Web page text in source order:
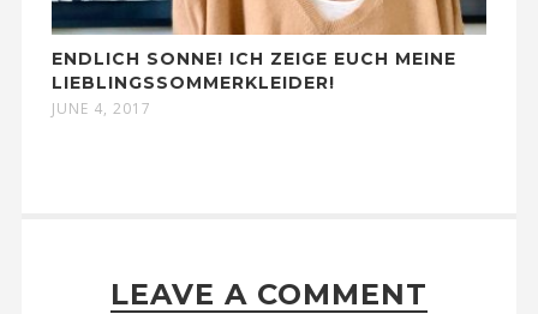
ENDLICH SONNE! ICH ZEIGE EUCH MEINE
LIEBLINGSSOMMERKLEIDER!
JUNE 4, 2017
LEAVE A COMMENT